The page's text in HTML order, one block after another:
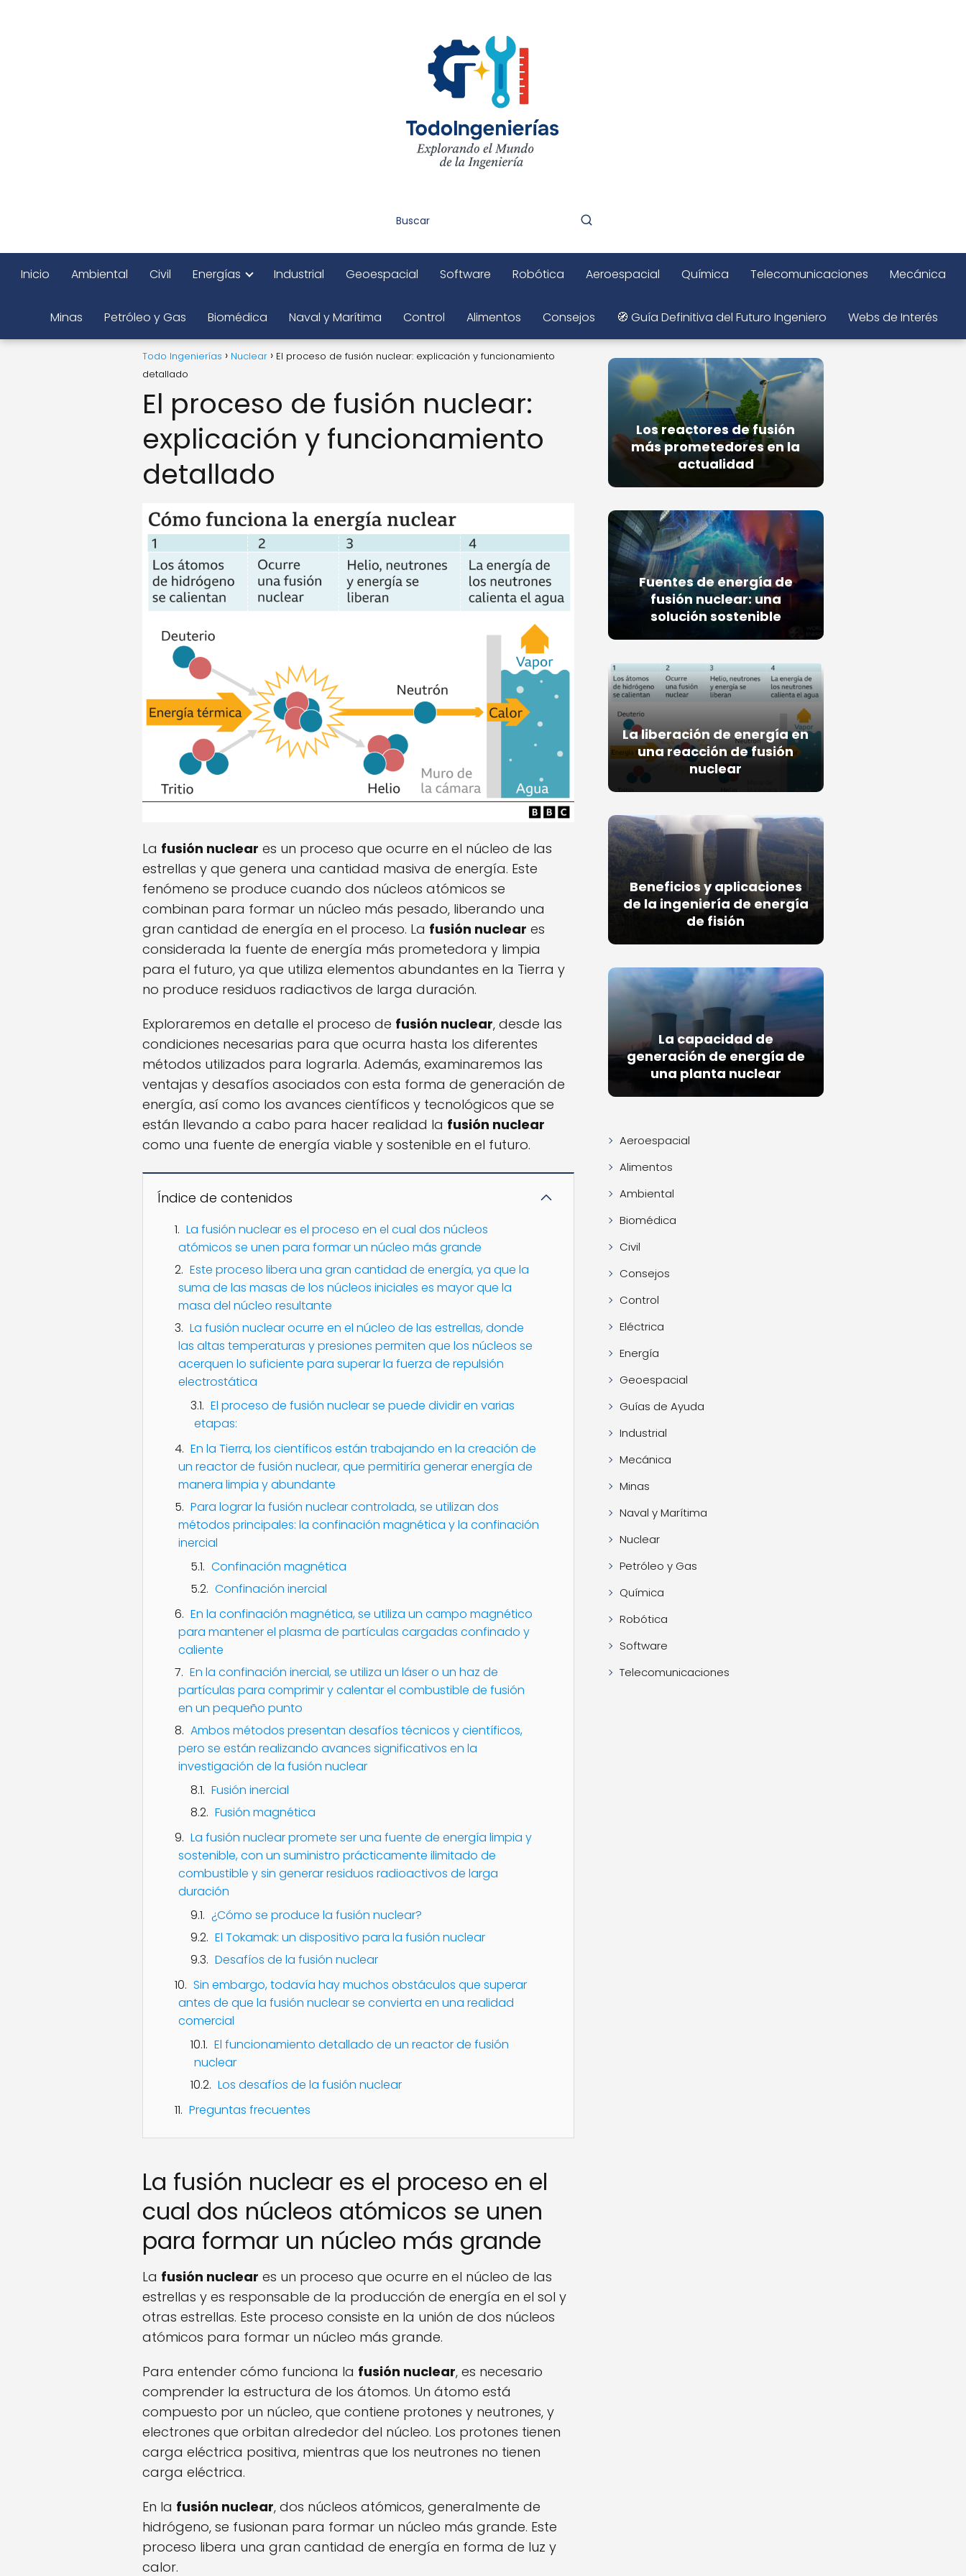
Inicio Ambiental Civil Energías Industrial Geoespacial Software Robótica Aeroespacial Química Telecomunicaciones Mecánica
Minas Petróleo y Gas Biomédica Naval y Marítima Control Alimentos Consejos 🧭 Guía Definitiva del Futuro Ingeniero Webs de Interés
Todo Ingenierías Nuclear
El proceso de fusión nuclear: explicación y funcionamiento
detallado
El proceso de fusión nuclear:
explicación y funcionamiento
detallado
La fusión nuclear es un proceso que ocurre en el núcleo de las
estrellas y que genera una cantidad masiva de energía. Este
fenómeno se produce cuando dos núcleos atómicos se
combinan para formar un núcleo más pesado, liberando una
gran cantidad de energía en el proceso. La fusión nuclear es
considerada la fuente de energía más prometedora y limpia
para el futuro, ya que utiliza elementos abundantes en la Tierra y
no produce residuos radiactivos de larga duración.
Exploraremos en detalle el proceso de fusión nuclear, desde las
condiciones necesarias para que ocurra hasta los diferentes
métodos utilizados para lograrla. Además, examinaremos las
ventajas y desafíos asociados con esta forma de generación de
energía, así como los avances científicos y tecnológicos que se
están llevando a cabo para hacer realidad la fusión nuclear
como una fuente de energía viable y sostenible en el futuro.
Índice de contenidos
La fusión nuclear es el proceso en el cual dos núcleos
atómicos se unen para formar un núcleo más grande
Este proceso libera una gran cantidad de energía, ya que la
suma de las masas de los núcleos iniciales es mayor que la
masa del núcleo resultante
La fusión nuclear ocurre en el núcleo de las estrellas, donde
las altas temperaturas y presiones permiten que los núcleos se
acerquen lo suficiente para superar la fuerza de repulsión
electrostática
El proceso de fusión nuclear se puede dividir en varias
etapas:
En la Tierra, los científicos están trabajando en la creación de
un reactor de fusión nuclear, que permitiría generar energía de
manera limpia y abundante
Para lograr la fusión nuclear controlada, se utilizan dos
métodos principales: la confinación magnética y la confinación
inercial
Confinación magnética
Confinación inercial
En la confinación magnética, se utiliza un campo magnético
para mantener el plasma de partículas cargadas confinado y
caliente
En la confinación inercial, se utiliza un láser o un haz de
partículas para comprimir y calentar el combustible de fusión
en un pequeño punto
Ambos métodos presentan desafíos técnicos y científicos,
pero se están realizando avances significativos en la
investigación de la fusión nuclear
Fusión inercial
Fusión magnética
La fusión nuclear promete ser una fuente de energía limpia y
sostenible, con un suministro prácticamente ilimitado de
combustible y sin generar residuos radioactivos de larga
duración
¿Cómo se produce la fusión nuclear?
El Tokamak: un dispositivo para la fusión nuclear
Desafíos de la fusión nuclear
Sin embargo, todavía hay muchos obstáculos que superar
antes de que la fusión nuclear se convierta en una realidad
comercial
El funcionamiento detallado de un reactor de fusión
nuclear
Los desafíos de la fusión nuclear
Preguntas frecuentes
La fusión nuclear es el proceso en el
cual dos núcleos atómicos se unen
para formar un núcleo más grande
La fusión nuclear es un proceso que ocurre en el núcleo de las
estrellas y es responsable de la producción de energía en el sol y
otras estrellas. Este proceso consiste en la unión de dos núcleos
atómicos para formar un núcleo más grande.
Para entender cómo funciona la fusión nuclear, es necesario
comprender la estructura de los átomos. Un átomo está
compuesto por un núcleo, que contiene protones y neutrones, y
electrones que orbitan alrededor del núcleo. Los protones tienen
carga eléctrica positiva, mientras que los neutrones no tienen
carga eléctrica.
En la fusión nuclear, dos núcleos atómicos, generalmente de
hidrógeno, se fusionan para formar un núcleo más grande. Este
proceso libera una gran cantidad de energía en forma de luz y
calor.
Los reactores de fusión
más prometedores en la
actualidad
Fuentes de energía de
fusión nuclear: una
solución sostenible
La liberación de energía en
una reacción de fusión
nuclear
Beneficios y aplicaciones
de la ingeniería de energía
de fisión
La capacidad de
generación de energía de
una planta nuclear
Aeroespacial
Alimentos
Ambiental
Biomédica
Civil
Consejos
Control
Eléctrica
Energía
Geoespacial
Guías de Ayuda
Industrial
Mecánica
Minas
Naval y Marítima
Nuclear
Petróleo y Gas
Química
Robótica
Software
Telecomunicaciones